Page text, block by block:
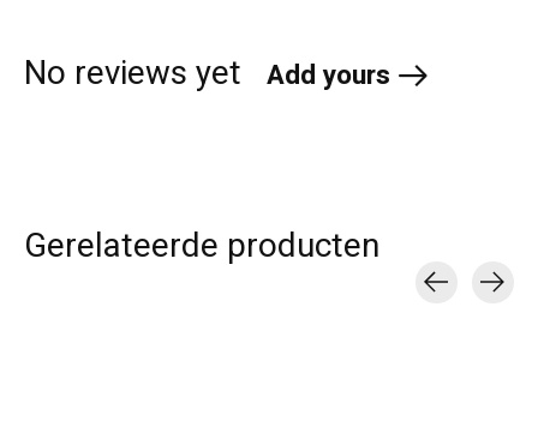
No reviews yet Add yours
Gerelateerde producten